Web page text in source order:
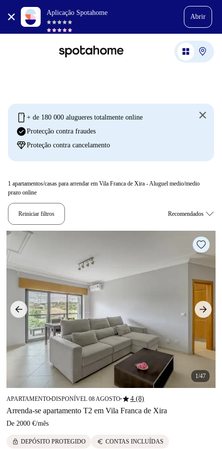
Aplicação Spotahome
Abrir
mobile + de 180 000 alugueres totalmente online
check_circleProtecção contra fraudes
diamondProteção contra cancelamento
1 apartamentos/casas para arrendar em Vila Franca de Xira - Aluguel medio/medio
prazo online
Reiniciar filtros
1/47
APARTAMENTO■DISPONÍVEL 08 AGOSTO■star4 (8)
Arrenda-se apartamento T2 em Vila Franca de Xira
De 2000 €/mês
lock DEPÓSITO PROTEGIDO euro CONTAS INCLUÍDAS